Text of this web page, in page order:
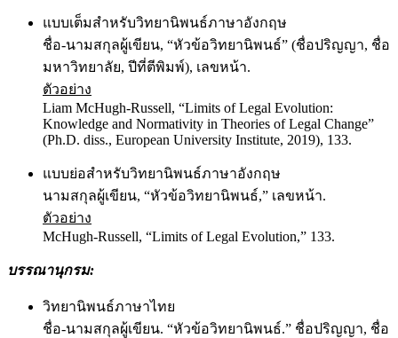
แบบเต็มสำหรับวิทยานิพนธ์ภาษาอังกฤษ
ชื่อ-นามสกุลผู้เขียน, “หัวข้อวิทยานิพนธ์” (ชื่อปริญญา, ชื่อ
มหาวิทยาลัย, ปีที่ตีพิมพ์), เลขหน้า.
ตัวอย่าง
Liam McHugh-Russell, “Limits of Legal Evolution:
Knowledge and Normativity in Theories of Legal Change”
(Ph.D. diss., European University Institute, 2019), 133.
แบบย่อสำหรับวิทยานิพนธ์ภาษาอังกฤษ
นามสกุลผู้เขียน, “หัวข้อวิทยานิพนธ์,” เลขหน้า.
ตัวอย่าง
McHugh-Russell, “Limits of Legal Evolution,” 133.
บรรณานุกรม:
วิทยานิพนธ์ภาษาไทย
ชื่อ-นามสกุลผู้เขียน. “หัวข้อวิทยานิพนธ์.” ชื่อปริญญา, ชื่อ